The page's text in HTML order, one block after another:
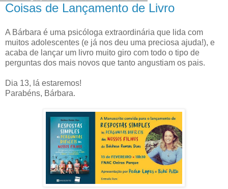
Coisas de Lançamento de Livro
A Bárbara é uma psicóloga extraordinária que lida com
muitos adolescentes (e já nos deu uma preciosa ajuda!), e
acaba de lançar um livro muito giro com todo o tipo de
perguntas dos mais novos que tanto angustiam os pais.
Dia 13, lá estaremos!
Parabéns, Bárbara.